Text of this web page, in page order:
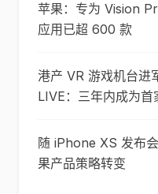
苹果：专为 Vision
应用已超 600 款
港产 VR 游戏机台进
LIVE：三年内成为
随 iPhone XS 发布
果产品策略转变